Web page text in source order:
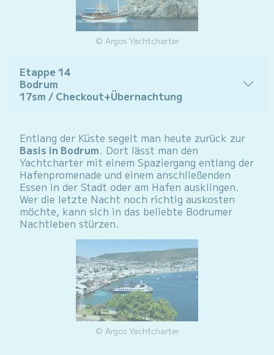
© Argos Yachtcharter
Etappe 14
Bodrum
17sm / Checkout+Übernachtung
Entlang der Küste segelt man heute zurück zur
Basis in Bodrum. Dort lässt man den
Yachtcharter mit einem Spaziergang entlang der
Hafenpromenade und einem anschließenden
Essen in der Stadt oder am Hafen ausklingen.
Wer die letzte Nacht noch richtig auskosten
möchte, kann sich in das beliebte Bodrumer
Nachtleben stürzen.
© Argos Yachtcharter